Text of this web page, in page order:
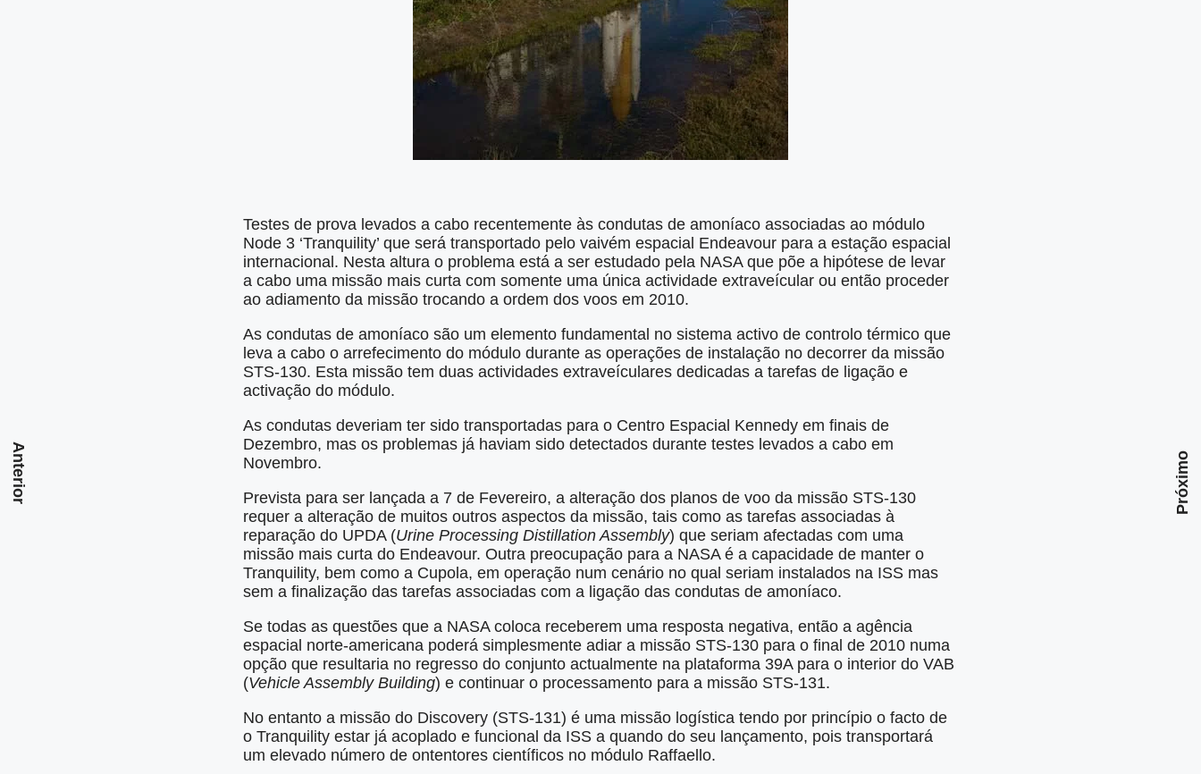
Testes de prova levados a cabo recentemente às condutas de amoníaco associadas ao módulo
Node 3 ‘Tranquility’ que será transportado pelo vaivém espacial Endeavour para a estação espacial
internacional. Nesta altura o problema está a ser estudado pela NASA que põe a hipótese de levar
a cabo uma missão mais curta com somente uma única actividade extraveícular ou então proceder
ao adiamento da missão trocando a ordem dos voos em 2010.
As condutas de amoníaco são um elemento fundamental no sistema activo de controlo térmico que
leva a cabo o arrefecimento do módulo durante as operações de instalação no decorrer da missão
STS-130. Esta missão tem duas actividades extraveículares dedicadas a tarefas de ligação e
activação do módulo.
As condutas deveriam ter sido transportadas para o Centro Espacial Kennedy em finais de
Dezembro, mas os problemas já haviam sido detectados durante testes levados a cabo em
Novembro.
Prevista para ser lançada a 7 de Fevereiro, a alteração dos planos de voo da missão STS-130
requer a alteração de muitos outros aspectos da missão, tais como as tarefas associadas à
reparação do UPDA (Urine Processing Distillation Assembly) que seriam afectadas com uma
missão mais curta do Endeavour. Outra preocupação para a NASA é a capacidade de manter o
Tranquility, bem como a Cupola, em operação num cenário no qual seriam instalados na ISS mas
sem a finalização das tarefas associadas com a ligação das condutas de amoníaco.
Se todas as questões que a NASA coloca receberem uma resposta negativa, então a agência
espacial norte-americana poderá simplesmente adiar a missão STS-130 para o final de 2010 numa
opção que resultaria no regresso do conjunto actualmente na plataforma 39A para o interior do VAB
(Vehicle Assembly Building) e continuar o processamento para a missão STS-131.
No entanto a missão do Discovery (STS-131) é uma missão logística tendo por princípio o facto de
o Tranquility estar já acoplado e funcional da ISS a quando do seu lançamento, pois transportará
um elevado número de ontentores científicos no módulo Raffaello.
Anterior Próximo